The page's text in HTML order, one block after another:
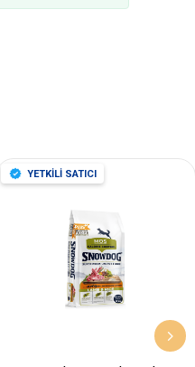
YETKİLİ SATICI